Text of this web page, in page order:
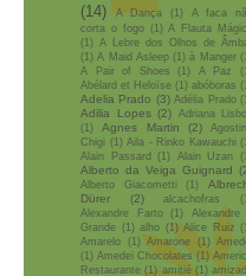
(14)
A Dança (1)
A faca
corta o fogo (1) A Flauta
(1) A Lebre dos Olhos de
(1) A Maid Asleep (1) à Manger
A Pair of Shoes
(1) A Paz
Abélard et Heloïse (1) abóboras
Adelia Prado (3) Adélia Prado
Adilia Lopes (2) Adriana
(1)
Agnes Martin (2)
Chigi (1) Aila - Rinko Kawauchi
Alain Passard
(1) Alain Uzan
Alberto da Veiga Guignard
Alberto Giacometti (1)
Dürer
(2) alcachofras
Alexandre Farto
(1)
Alexandre
Grande (1) alho (1) Alice Ruiz
Amarelo (1) Amarone (1)
(1) Amedei Chocolates (1)
Restaurante (1) amitié (1)